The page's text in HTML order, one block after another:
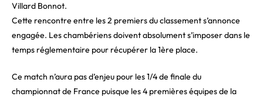
Villard Bonnot.
Cette rencontre entre les 2 premiers du classement s’annonce
engagée. Les chambériens doivent absolument s’imposer dans le
temps réglementaire pour récupérer la 1ère place.
Ce match n’aura pas d’enjeu pour les 1/4 de finale du
championnat de France puisque les 4 premières équipes de la